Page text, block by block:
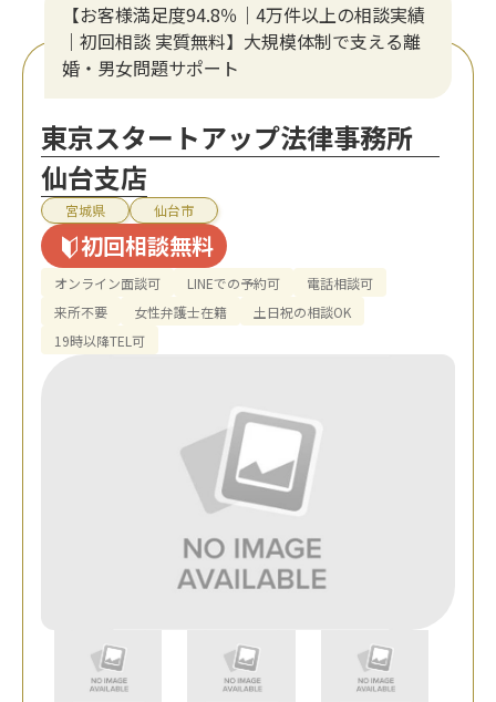
【お客様満足度94.8％｜4万件以上の相談実績
｜初回相談 実質無料】大規模体制で支える離
婚・男女問題サポート
東京スタートアップ法律事務所
仙台支店
宮城県 仙台市
初回相談無料
オンライン面談可 LINEでの予約可
電話相談可
来所不要
女性弁護士在籍
土日祝の相談OK
19時以降TEL可